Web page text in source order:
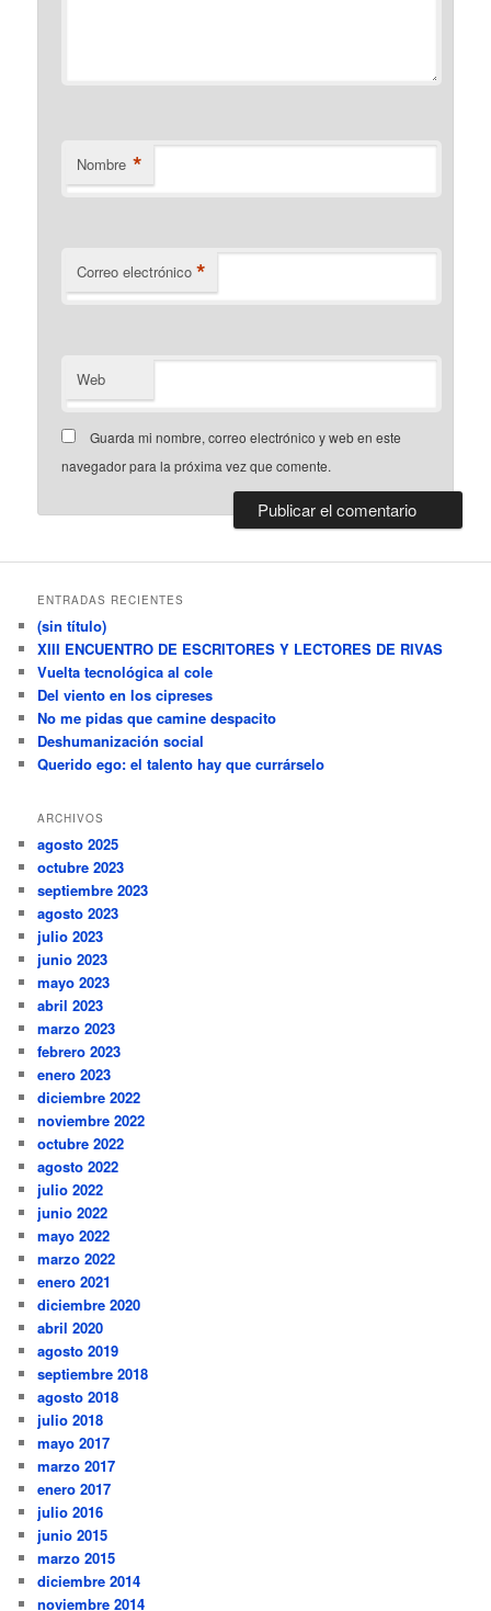
Nombre *
Correo electrónico *
Web
Guarda mi nombre, correo electrónico y web en este
navegador para la próxima vez que comente.
ENTRADAS RECIENTES
(sin título)
XIII ENCUENTRO DE ESCRITORES Y LECTORES DE RIVAS
Vuelta tecnológica al cole
Del viento en los cipreses
No me pidas que camine despacito
Deshumanización social
Querido ego: el talento hay que currárselo
ARCHIVOS
agosto 2025
octubre 2023
septiembre 2023
agosto 2023
julio 2023
junio 2023
mayo 2023
abril 2023
marzo 2023
febrero 2023
enero 2023
diciembre 2022
noviembre 2022
octubre 2022
agosto 2022
julio 2022
junio 2022
mayo 2022
marzo 2022
enero 2021
diciembre 2020
abril 2020
agosto 2019
septiembre 2018
agosto 2018
julio 2018
mayo 2017
marzo 2017
enero 2017
julio 2016
junio 2015
marzo 2015
diciembre 2014
noviembre 2014